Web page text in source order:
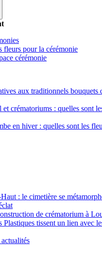
fleurs pour la cérémonie
cérémonie
aux traditionnels bouquets
et crématoriums : quelles sont
en hiver : quelles sont les
: le cimetière se
de crématorium à
Plastiques tissent un lien avec